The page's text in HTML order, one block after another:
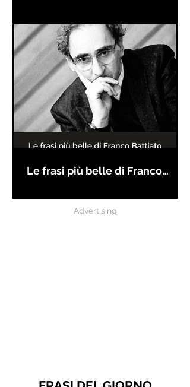
Le frasi più belle di Franco
Advertising